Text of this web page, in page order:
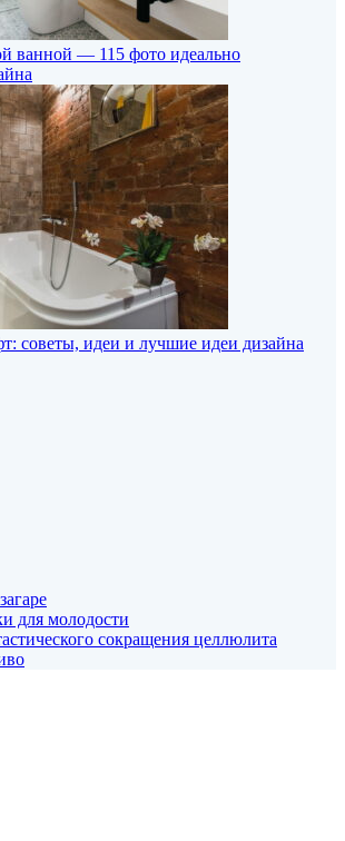
ванной — 115 фото идеально
советы, идеи и лучшие идеи дизайна
для молодости
сокращения целлюлита